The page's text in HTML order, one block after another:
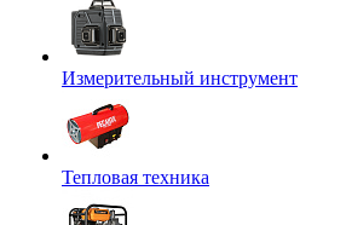
Измерительный инструмент
Тепловая техника